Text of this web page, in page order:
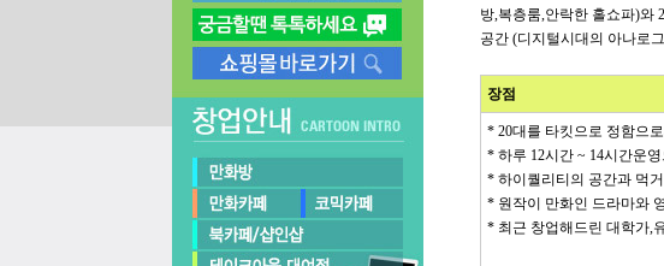
방,복층룸,안락한 홀쇼파)와
공간 (디지털시대의 아나로
장점
* 20대를 타킷으로 정함으
* 하루 12시간 ~ 14시간운
* 하이퀄리티의 공간과 먹
* 원작이 만화인 드라마와
* 최근 창업해드린 대학가,